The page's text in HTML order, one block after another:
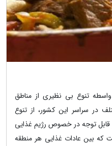
واسطه تنوع بی نظیری از مناطق
در سراسر این کشور، از تنوع
توجه در خصوص رژیم غذایی
که بین عادات غذایی هر منطقه